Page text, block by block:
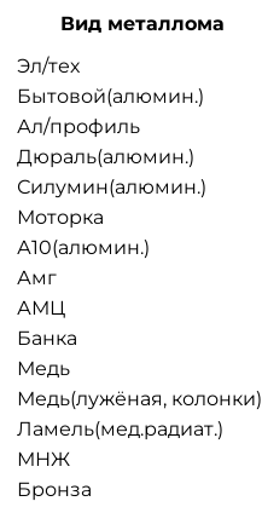
Вид металлома
Эл/тех
Бытовой(алюмин.)
Ал/профиль
Дюраль(алюмин.)
Силумин(алюмин.)
Моторка
А10(алюмин.)
Амг
АМЦ
Банка
Медь
Медь(лужёная, колонки)
Ламель(мед.радиат.)
МНЖ
Бронза